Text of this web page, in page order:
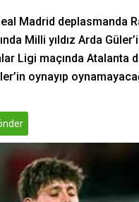
Madrid deplasmanda
Milli yıldız Arda
Ligi maçında Atalanta
oynayıp